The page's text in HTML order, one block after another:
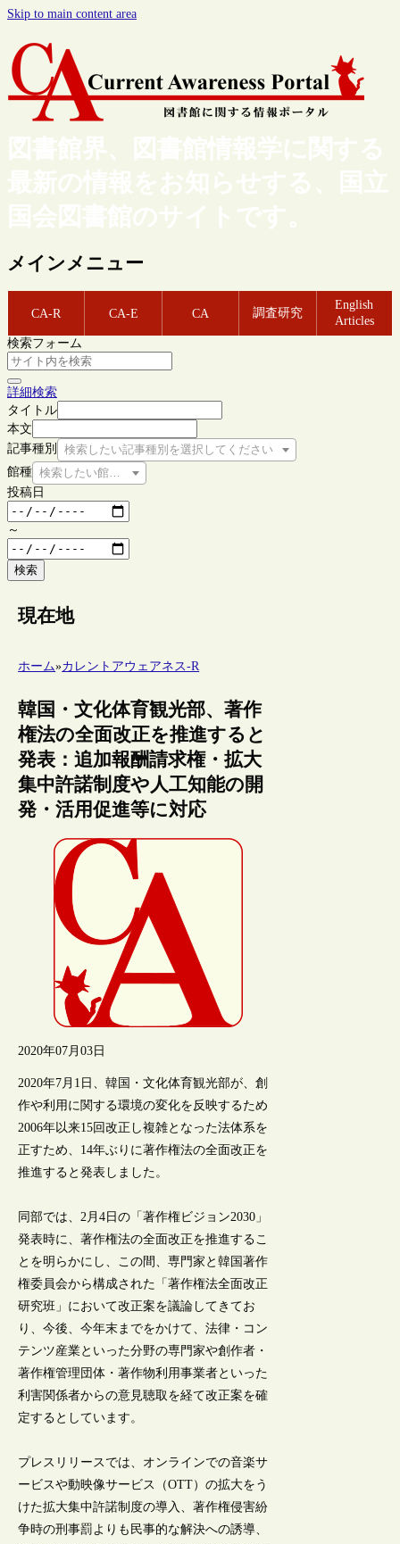
Skip to main content area
図書館界、図書館情報学に関する
最新の情報をお知らせする、国立
国会図書館のサイトです。
メインメニュー
CA-R CA-E CA 調査研究
English
Articles
検索フォーム
詳細検索
タイトル
本文
記事種別
検索したい記事種別を選択してください
館種 検索したい館種を選択してください
投稿日
～
検索
現在地
ホーム»カレントアウェアネス-R
韓国・文化体育観光部、著作
権法の全面改正を推進すると
発表：追加報酬請求権・拡大
集中許諾制度や人工知能の開
発・活用促進等に対応
2020年07月03日
2020年7月1日、韓国・文化体育観光部が、創
作や利用に関する環境の変化を反映するため
2006年以来15回改正し複雑となった法体系を
正すため、14年ぶりに著作権法の全面改正を
推進すると発表しました。
同部では、2月4日の「著作権ビジョン2030」
発表時に、著作権法の全面改正を推進するこ
とを明らかにし、この間、専門家と韓国著作
権委員会から構成された「著作権法全面改正
研究班」において改正案を議論してきてお
り、今後、今年末までをかけて、法律・コン
テンツ産業といった分野の専門家や創作者・
著作権管理団体・著作物利用事業者といった
利害関係者からの意見聴取を経て改正案を確
定するとしています。
プレスリリースでは、オンラインでの音楽サ
ービスや動映像サービス（OTT）の拡大をう
けた拡大集中許諾制度の導入、著作権侵害紛
争時の刑事罰よりも民事的な解決への誘導、